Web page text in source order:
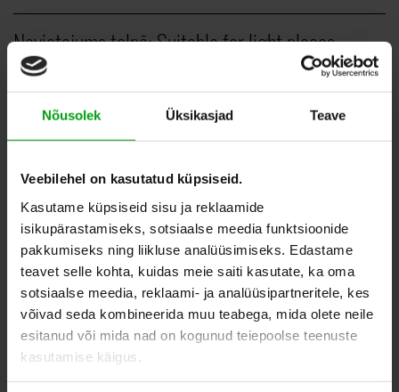
Nõusolek Üksikasjad Teave
Veebilehel on kasutatud küpsiseid.
Kasutame küpsiseid sisu ja reklaamide
isikupärastamiseks, sotsiaalse meedia funktsioonide
pakkumiseks ning liikluse analüüsimiseks. Edastame
teavet selle kohta, kuidas meie saiti kasutate, ka oma
sotsiaalse meedia, reklaami- ja analüüsipartneritele, kes
võivad seda kombineerida muu teabega, mida olete neile
esitanud või mida nad on kogunud teiepoolse teenuste
kasutamise käigus.
Novietojums telpā:Suitable for light places
Veids:Vertical plants
PCS.
40,00–60,00EUR
ADD TO WHISHLIST